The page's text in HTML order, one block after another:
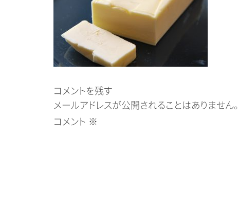
コメントを残す
メールアドレスが公開されることはありません。
コメント ※